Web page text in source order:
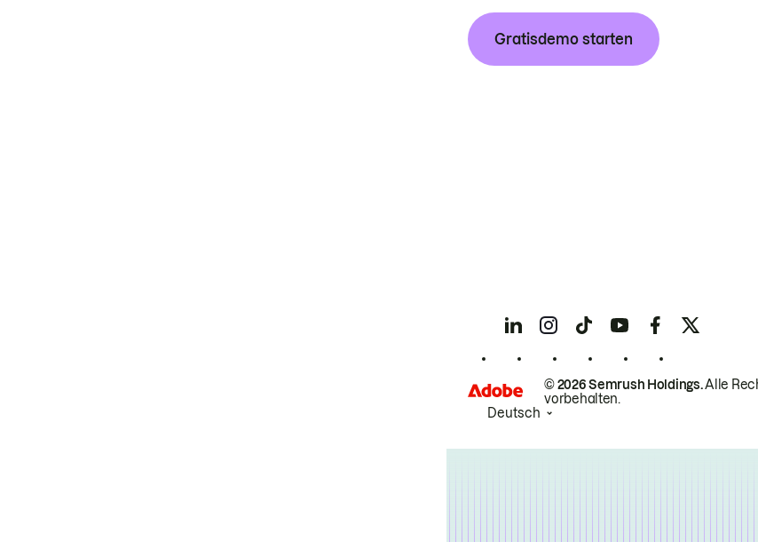
Gratisdemo starten
© 2026 Semrush Holdings.Alle
vorbehalten.
Deutsch